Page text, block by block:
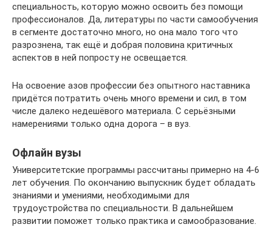
специальность, которую можно освоить без помощи
профессионалов. Да, литературы по части самообучения
в сегменте достаточно много, но она мало того что
разрознена, так ещё и добрая половина критичных
аспектов в ней попросту не освещается.
На освоение азов профессии без опытного наставника
придётся потратить очень много времени и сил, в том
числе далеко недешёвого материала. С серьёзными
намерениями только одна дорога – в вуз.
Офлайн вузы
Университетские программы рассчитаны примерно на 4-6
лет обучения. По окончанию выпускник будет обладать
знаниями и умениями, необходимыми для
трудоустройства по специальности. В дальнейшем
развитии поможет только практика и самообразование.